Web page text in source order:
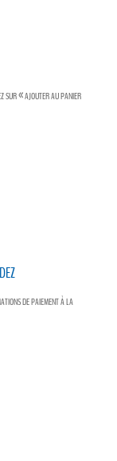
sur « ajouter au panier
de paiement à la